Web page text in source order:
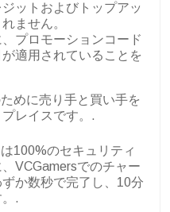
ットおよびトップアッ
ません。
プロモーションコード
適用されていることを
めに売り手と買い手を
レイスです。.
100%のセキュリティ
VCGamersでのチャー
か数秒で完了し、10分
.